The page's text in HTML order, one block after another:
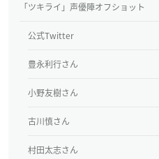
「ツキライ」声優陣オフショット
公式Twitter
豊永利行さん
小野友樹さん
古川慎さん
村田太志さん